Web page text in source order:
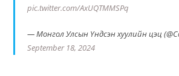
pic.twitter.com/AxUQTMMSPq
— Монгол Улсын Үндсэн хуулийн цэц
September 18, 2024